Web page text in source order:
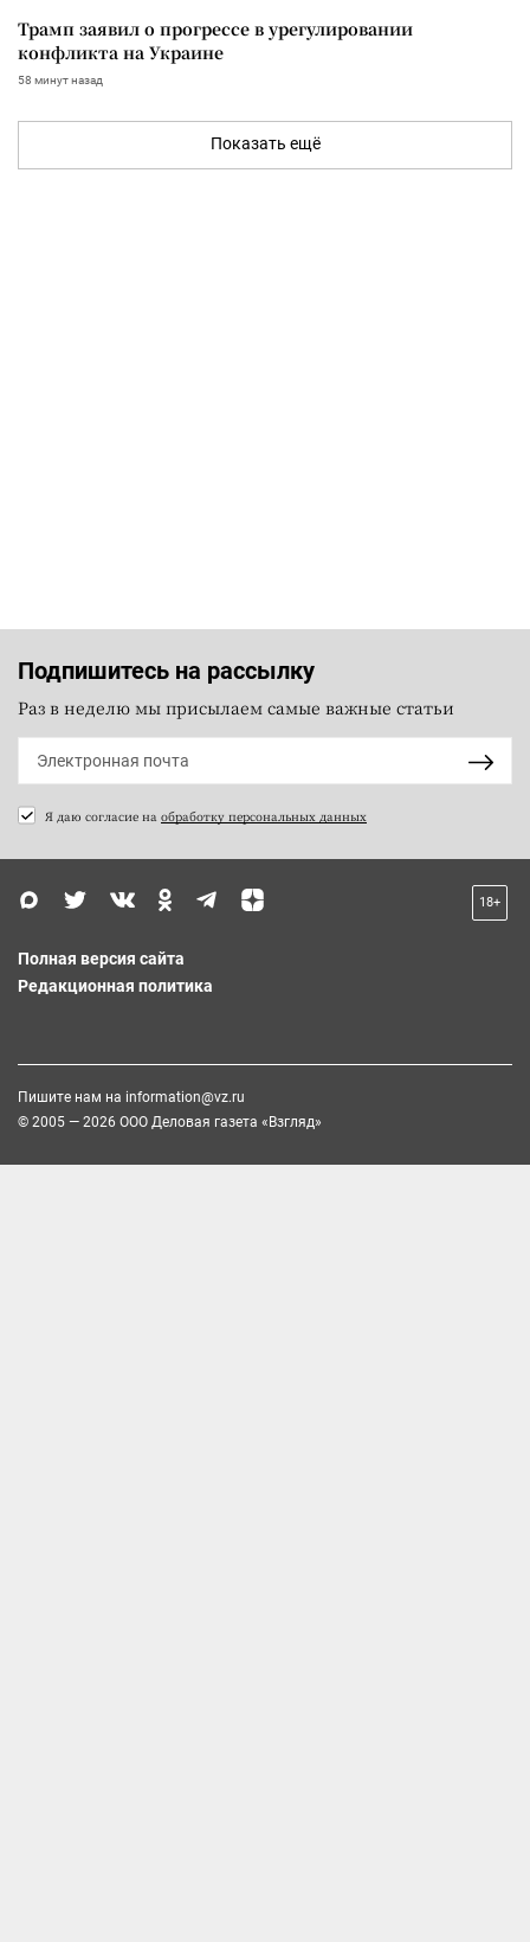
Трамп заявил о прогрессе в урегулировании
конфликта на Украине
58 минут назад
Показать ещё
Подпишитесь на рассылку
Раз в неделю мы присылаем самые важные статьи
Я даю согласие на обработку персональных данных
18+
Полная версия сайта
Редакционная политика
Пишите нам на information@vz.ru
© 2005 — 2026 ООО Деловая газета «Взгляд»